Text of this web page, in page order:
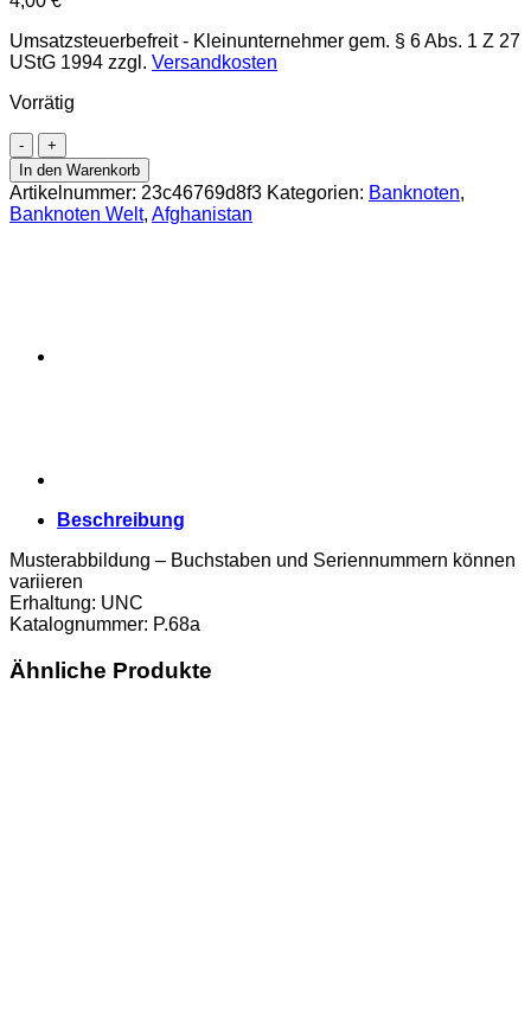
Umsatzsteuerbefreit - Kleinunternehmer gem. § 6 Abs. 1 Z 27
UStG 1994 zzgl. Versandkosten
Vorrätig
Afghanistan
-
20
Afghanis
2002,
In den Warenkorb
Artikelnummer: 23c46769d8f3 Kategorien: Banknoten,
Banknoten Welt, Afghanistan
Beschreibung
Musterabbildung – Buchstaben und Seriennummern können
variieren
Erhaltung: UNC
Katalognummer: P.68a
Ähnliche Produkte